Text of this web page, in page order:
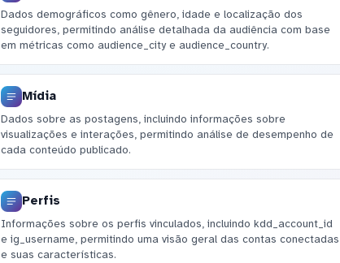
Dados demográficos como gênero, idade e localização dos
seguidores, permitindo análise detalhada da audiência com base
em métricas como audience_city e audience_country.
Mídia
Dados sobre as postagens, incluindo informações sobre
visualizações e interações, permitindo análise de desempenho de
cada conteúdo publicado.
Perfis
Informações sobre os perfis vinculados, incluindo kdd_account_id
e ig_username, permitindo uma visão geral das contas conectadas
e suas características.